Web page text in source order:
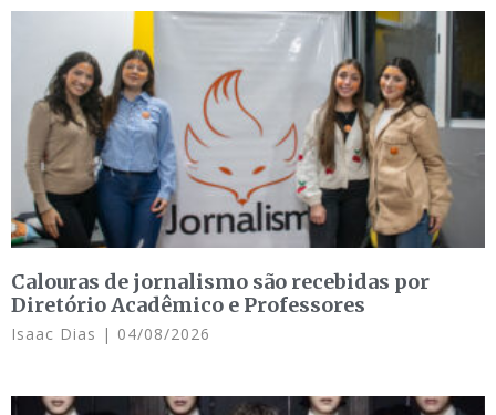
Calouras de jornalismo são recebidas por
Diretório Acadêmico e Professores
Isaac Dias 04/08/2026